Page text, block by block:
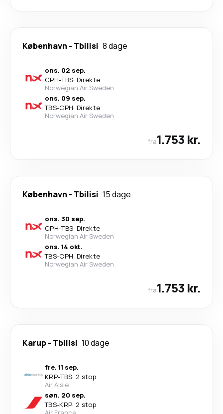
København - Tbilisi 8 dage
ons. 02 sep.
CPH-TBS· Direkte
Norwegian Air Sweden
ons. 09 sep.
TBS-CPH· Direkte
Norwegian Air Sweden
fra1.753 kr.
København - Tbilisi 15 dage
ons. 30 sep.
CPH-TBS· Direkte
Norwegian Air Sweden
ons. 14 okt.
TBS-CPH· Direkte
Norwegian Air Sweden
fra1.753 kr.
Karup- Tbilisi 10 dage
fre. 11 sep.
KRP-TBS· 2 stop
Air Alsie
søn. 20 sep.
TBS-KRP· 2 stop